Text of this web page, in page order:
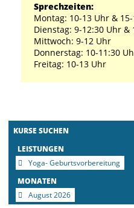
Sprechzeiten:
Montag: 10-13 Uhr &
Dienstag: 9-12:30 Uhr &
Mittwoch: 9-12 Uhr
Donnerstag: 10-11:30
Freitag: 10-13 Uhr
KURSE SUCHEN
LEISTUNGEN
Yoga- Geburtsvorbereitung
MONATEN
August 2026